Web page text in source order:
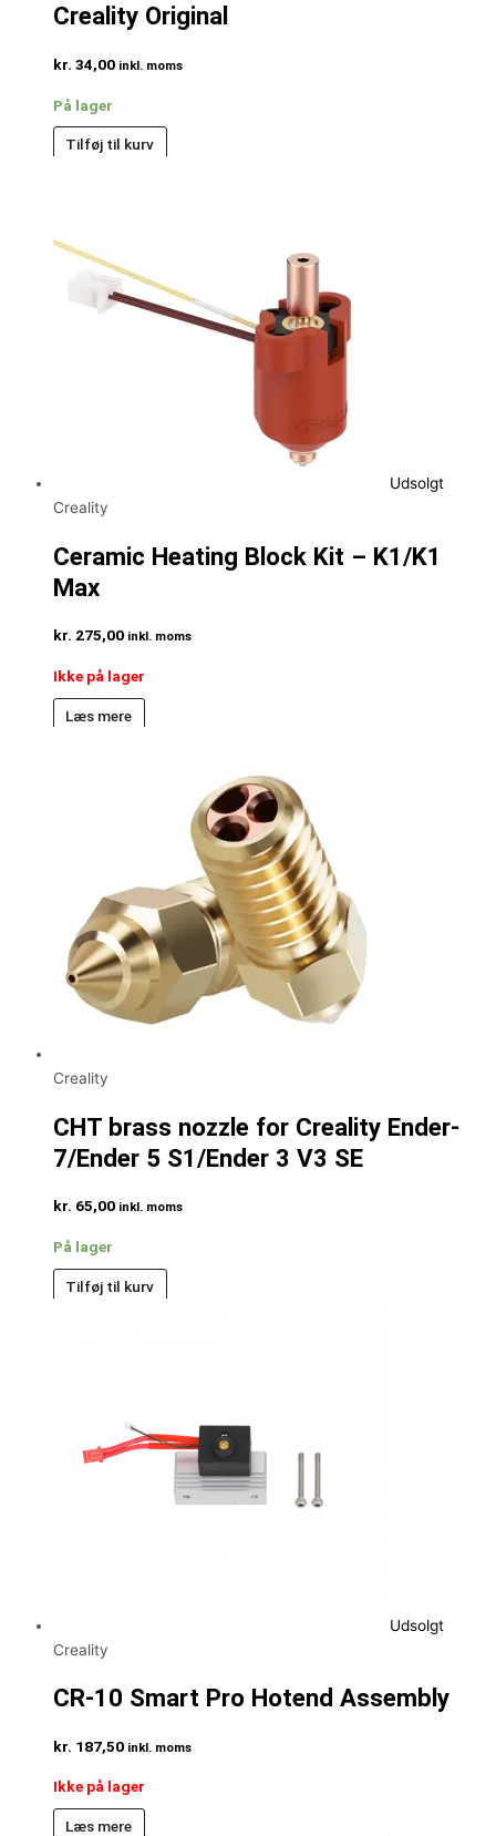
Creality Original
kr. 34,00 inkl. moms
På lager
Tilføj til kurv
Udsolgt
Creality
Ceramic Heating Block Kit – K1/K1
Max
kr. 275,00 inkl. moms
Ikke på lager
Læs mere
Creality
CHT brass nozzle for Creality Ender-
7/Ender 5 S1/Ender 3 V3 SE
kr. 65,00 inkl. moms
På lager
Tilføj til kurv
Udsolgt
Creality
CR-10 Smart Pro Hotend Assembly
kr. 187,50 inkl. moms
Ikke på lager
Læs mere